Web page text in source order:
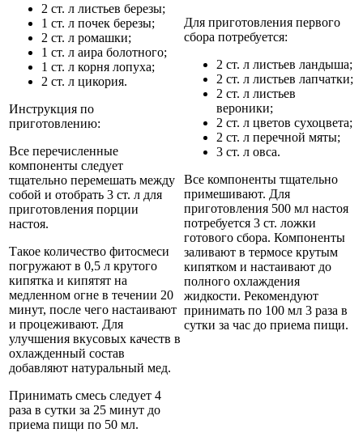
2 ст. л листьев березы;
1 ст. л почек березы;
2 ст. л ромашки;
1 ст. л аира болотного;
1 ст. л корня лопуха;
2 ст. л цикория.
Инструкция по
приготовлению:
Все перечисленные
компоненты следует
тщательно перемешать между
собой и отобрать 3 ст. л для
приготовления порции
настоя.
Такое количество фитосмеси
погружают в 0,5 л крутого
кипятка и кипятят на
медленном огне в течении 20
минут, после чего настаивают
и процеживают. Для
улучшения вкусовых качеств в
охлажденный состав
добавляют натуральный мед.
Принимать смесь следует 4
раза в сутки за 25 минут до
приема пищи по 50 мл.
Для приготовления первого
сбора потребуется:
2 ст. л листьев ландыша;
2 ст. л листьев лапчатки;
2 ст. л листьев
вероники;
2 ст. л цветов сухоцвета;
2 ст. л перечной мяты;
3 ст. л овса.
Все компоненты тщательно
примешивают. Для
приготовления 500 мл настоя
потребуется 3 ст. ложки
готового сбора. Компоненты
заливают в термосе крутым
кипятком и настаивают до
полного охлаждения
жидкости. Рекомендуют
принимать по 100 мл 3 раза в
сутки за час до приема пищи.